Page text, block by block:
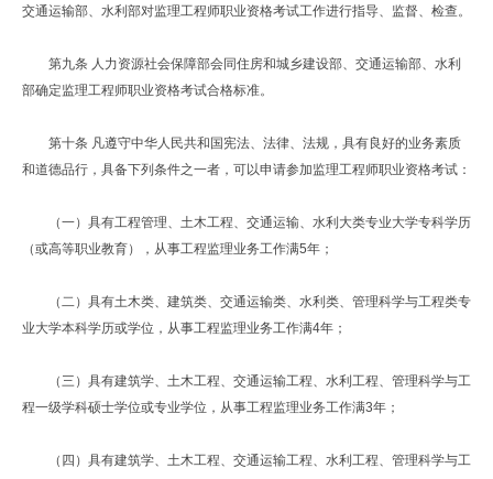
交通运输部、水利部对监理工程师职业资格考试工作进行指导、监督、检查。
第九条 人力资源社会保障部会同住房和城乡建设部、交通运输部、水利
部确定监理工程师职业资格考试合格标准。
第十条 凡遵守中华人民共和国宪法、法律、法规，具有良好的业务素质
和道德品行，具备下列条件之一者，可以申请参加监理工程师职业资格考试：
（一）具有工程管理、土木工程、交通运输、水利大类专业大学专科学历
（或高等职业教育），从事工程监理业务工作满5年；
（二）具有土木类、建筑类、交通运输类、水利类、管理科学与工程类专
业大学本科学历或学位，从事工程监理业务工作满4年；
（三）具有建筑学、土木工程、交通运输工程、水利工程、管理科学与工
程一级学科硕士学位或专业学位，从事工程监理业务工作满3年；
（四）具有建筑学、土木工程、交通运输工程、水利工程、管理科学与工